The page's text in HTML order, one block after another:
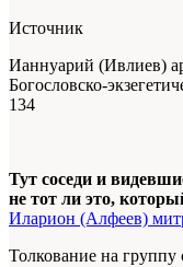
Источник
Ианнуарий (Ивлиев)
Богословско-
134
Тут соседи и
не тот ли это,
Иларион (Алфеев)
Толкование на группу